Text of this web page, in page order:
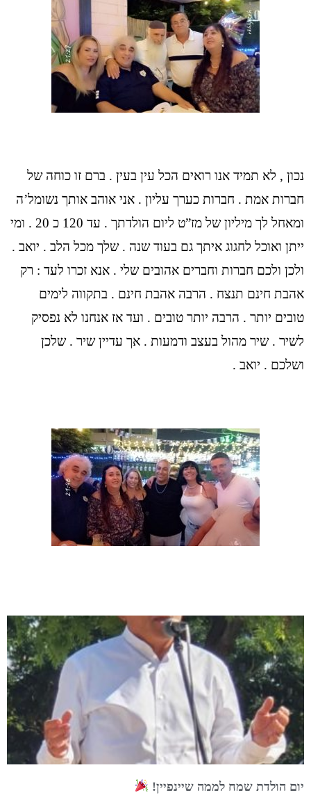
נכון , לא תמיד אנו רואים הכל עין בעין . ברם זו כוחה של
חברות אמת . חברות כערך עליון . אני אוהב אותך נשומל’ה
ומאחל לך מיליון של מז”ט ליום הולדתך . עד 120 כ 20 . ומי
ייתן ואוכל לחגוג איתך גם בעוד שנה . שלך מכל הלב . יואב .
ולכן ולכם חברות וחברים אהובים שלי . אנא זכרו לעד : רק
אהבת חינם תנצח . הרבה אהבת חינם . בתקווה לימים
טובים יותר . הרבה יותר טובים . ועד אז אנחנו לא נפסיק
לשיר . שיר מהול בעצב ודמעות . אך עדיין שיר . שלכן
ושלכם . יואב .
יום הולדת שמח לממה שיינפיין!